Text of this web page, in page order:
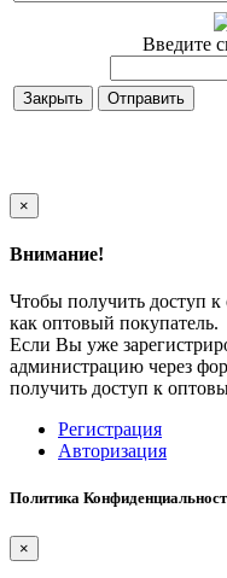
Введите
Закрыть
×
Внимание!
Чтобы получить доступ к
как оптовый покупатель.
Если Вы уже
администрацию через
получить доступ к
Регистрация
Авторизация
Политика
×